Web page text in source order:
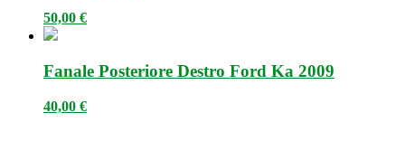
50,00 €
Fanale Posteriore Destro Ford Ka 2009
40,00 €